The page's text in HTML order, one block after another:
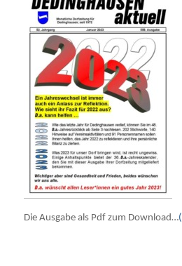
Die Ausgabe als Pdf zum Download…